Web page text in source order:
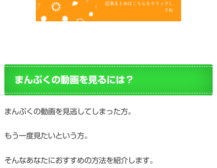
まんぷくの動画を見るには？
まんぷくの動画を見逃してしまった方。
もう一度見たいという方。
そんなあなたにおすすめの方法を紹介します。